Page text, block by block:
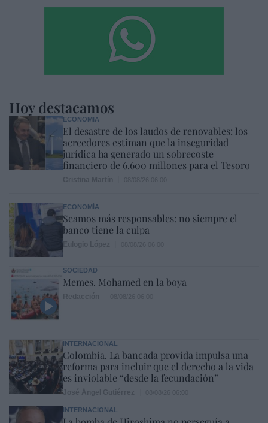
Hoy destacamos
ECONOMÍA
El desastre de los laudos de renovables: los
acreedores estiman que la inseguridad
jurídica ha generado un sobrecoste
financiero de 6.600 millones para el Tesoro
ECONOMÍA
Seamos más responsables: no siempre el
banco tiene la culpa
SOCIEDAD
Memes. Mohamed en la boya
INTERNACIONAL
Colombia. La bancada provida impulsa una
reforma para incluir que el derecho a la vida
es inviolable “desde la fecundación”
INTERNACIONAL